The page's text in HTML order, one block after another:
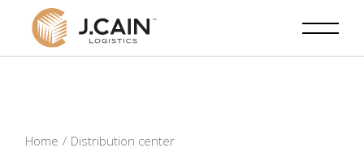
content
Home Distribution center